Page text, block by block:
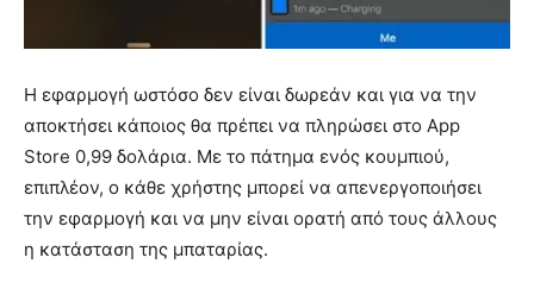
Η εφαρμογή ωστόσο δεν είναι δωρεάν και για να την
αποκτήσει κάποιος θα πρέπει να πληρώσει στο App
Store 0,99 δολάρια. Με το πάτημα ενός κουμπιού,
επιπλέον, ο κάθε χρήστης μπορεί να απενεργοποιήσει
την εφαρμογή και να μην είναι ορατή από τους άλλους
η κατάσταση της μπαταρίας.